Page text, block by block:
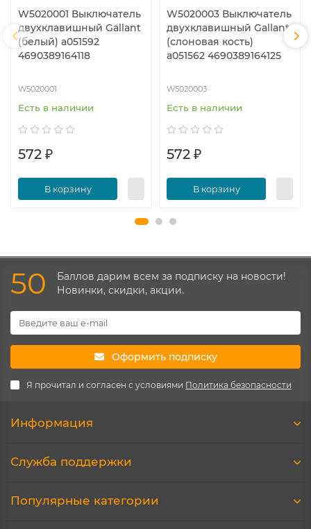
W5020001 Выключатель
двухклавишный Gallant
(белый) a051592
4690389164118
W5020001
Есть в наличии
572 ₽
В корзину
W5020003 Выключатель
двухклавишный Gallant
(слоновая кость)
a051562 4690389164125
W5020003
Есть в наличии
572 ₽
В корзину
50
Баллов дарим всем за подписку на новости!
Новинки, скидки, акции.
Оформить подписку
Я прочитал и согласен с условиями Политика безопасности
Информация
Служба поддержки
Популярные категории